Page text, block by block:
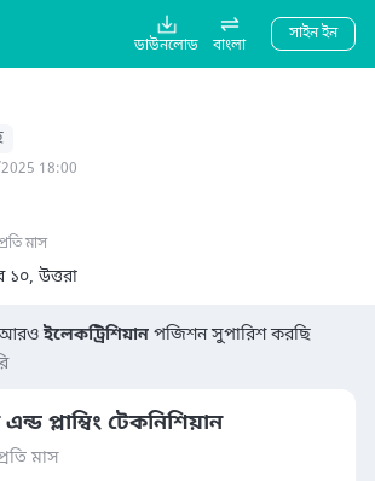
ডাউনলোড বাংলা
সাইন ইন
2025 18:00
মাস
১০, উত্তরা
আরওইলেকট্রিশিয়ান পজিশন সুপারিশ করছি
প্লাম্বিং টেকনিশিয়ান
মাস